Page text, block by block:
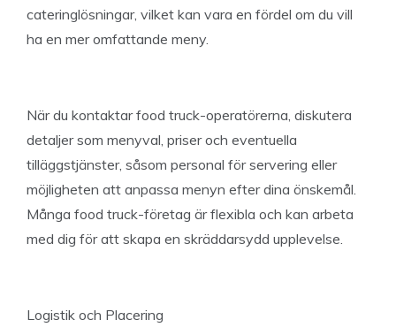
cateringlösningar, vilket kan vara en fördel om du vill
ha en mer omfattande meny.
När du kontaktar food truck-operatörerna, diskutera
detaljer som menyval, priser och eventuella
tilläggstjänster, såsom personal för servering eller
möjligheten att anpassa menyn efter dina önskemål.
Många food truck-företag är flexibla och kan arbeta
med dig för att skapa en skräddarsydd upplevelse.
Logistik och Placering